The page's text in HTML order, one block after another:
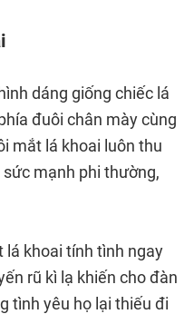
dáng giống chiếc lá
đuôi chân mày cùng
mắt lá khoai luôn thu
mạnh phi thường,
khoai tính tình ngay
rũ kì lạ khiến cho đàn
tình yêu họ lại thiếu đi